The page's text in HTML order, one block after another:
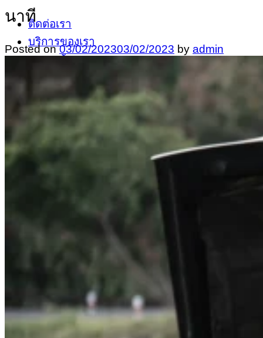
ติดต่อเรา
บริการของเรา
หน้าแรก
พื้นที่ให้บริการ
เมืองนนทบุรี
ปากเกร็ด
บางกรวย – พระราม 5
บางใหญ่
บางบัวทอง
นาที
Posted on03/02/202303/02/2023 by admin